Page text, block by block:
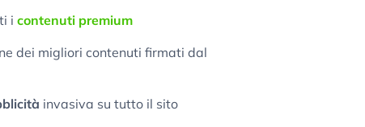
i contenuti premium
dei migliori contenuti firmati dal
invasiva su tutto il sito